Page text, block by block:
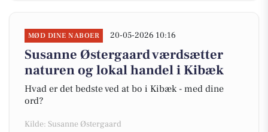
MØD DINE NABOER 20-05-2026 10:16
Susanne Østergaard værdsætter
naturen og lokal handel i Kibæk
Hvad er det bedste ved at bo i Kibæk - med dine
ord?
Kilde: Susanne Østergaard